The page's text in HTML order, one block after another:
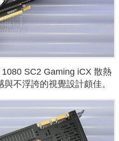
SC2 Gaming iCX 散熱
不浮誇的視覺設計頗佳。